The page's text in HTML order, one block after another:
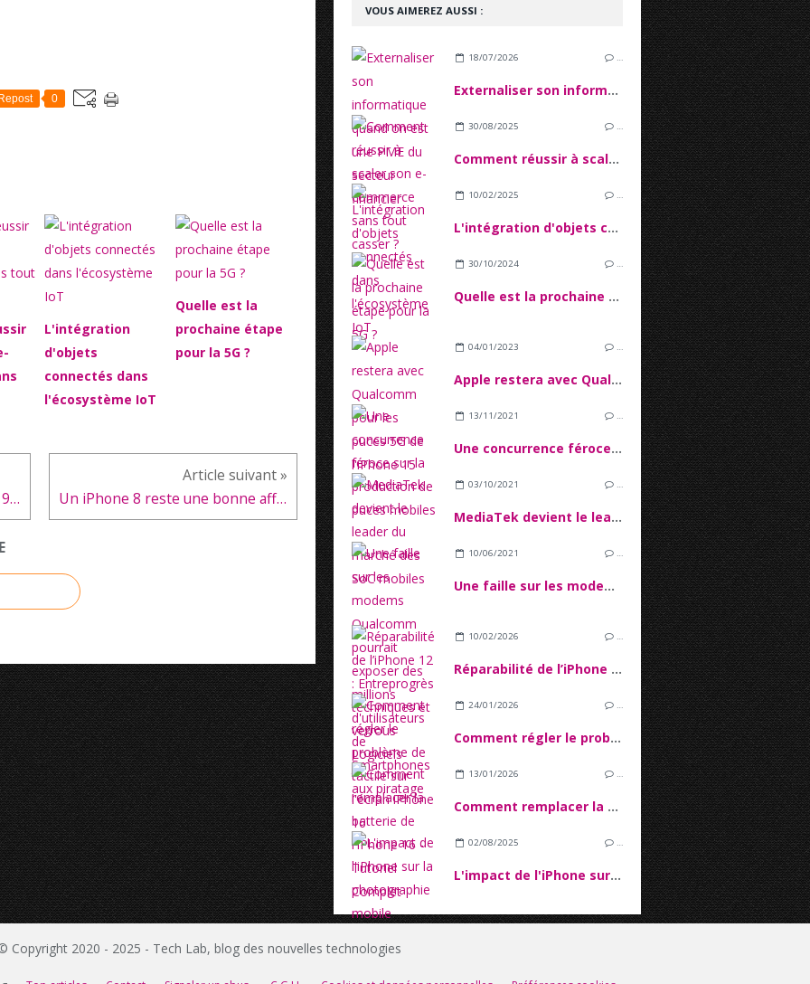
0
L'intégration
d'objets
connectés dans
l'écosystème IoT
Quelle est la
prochaine étape
pour la 5G ?
Huawei offre aux développeurs 90% des revenus de son AppGallery Un iPhone 8 reste une bonne affaire en reconditionné pour les amateurs d'appareils Apple
VOUS AIMEREZ AUSSI :
18/07/2026 …
Externaliser son informatique quand on est une PME du secteur financier
30/08/2025 …
Comment réussir à scaler son e-commerce sans tout casser ?
10/02/2025 …
L'intégration d'objets connectés dans l'écosystème IoT
30/10/2024 …
Quelle est la prochaine étape pour la 5G ?
04/01/2023 …
Apple restera avec Qualcomm pour les puces 5G de l'iPhone 15
13/11/2021 …
Une concurrence féroce sur la production de puces mobiles
03/10/2021 …
MediaTek devient le leader du marché des SoC mobiles
10/06/2021 …
Une faille sur les modems Qualcomm pourrait exposer des millions d'utilisateurs de Smartphones aux piratage
10/02/2026 …
Réparabilité de l’iPhone 12 : Entreprogrès techniques et verrous Logiciels
24/01/2026 …
Comment régler le problème de tactile sur l'écran iPhone 16
13/01/2026 …
Comment remplacer la batterie de l'iPhone 16 - Tutoriel Complet
02/08/2025 …
L'impact de l'iPhone sur la photographie mobile
Copyright 2020 - 2025 - Tech Lab, blog des nouvelles technologies